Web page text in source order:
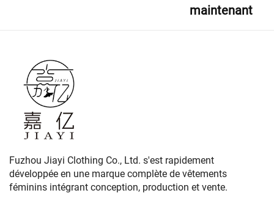
maintenant
Fuzhou Jiayi Clothing Co., Ltd. s'est rapidement
développée en une marque complète de vêtements
féminins intégrant conception, production et vente.